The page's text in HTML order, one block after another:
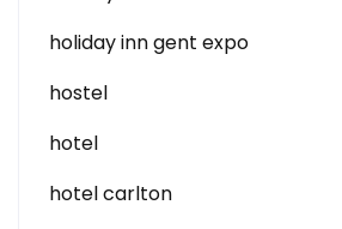
holiday inn gent expo
hostel
hotel
hotel carlton